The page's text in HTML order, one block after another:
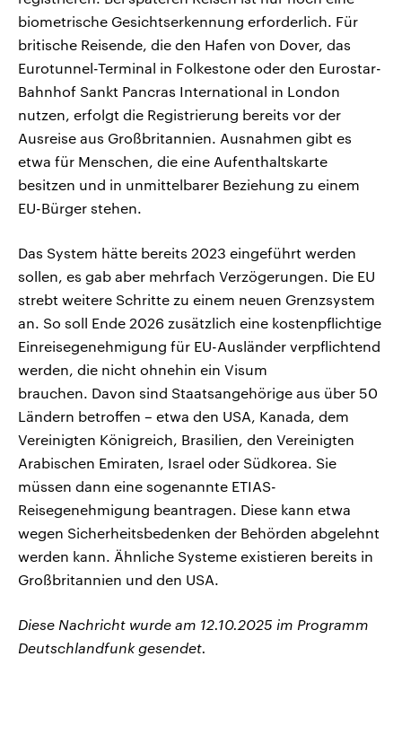
biometrische Gesichtserkennung erforderlich. Für
britische Reisende, die den Hafen von Dover, das
Eurotunnel-Terminal in Folkestone oder den Eurostar-
Bahnhof Sankt Pancras International in London
nutzen, erfolgt die Registrierung bereits vor der
Ausreise aus Großbritannien. Ausnahmen gibt es
etwa für Menschen, die eine Aufenthaltskarte
besitzen und in unmittelbarer Beziehung zu einem
EU-Bürger stehen.
Das System hätte bereits 2023 eingeführt werden
sollen, es gab aber mehrfach Verzögerungen. Die EU
strebt weitere Schritte zu einem neuen Grenzsystem
an. So soll Ende 2026 zusätzlich eine kostenpflichtige
Einreisegenehmigung für EU-Ausländer verpflichtend
werden, die nicht ohnehin ein Visum
brauchen. Davon sind Staatsangehörige aus über 50
Ländern betroffen – etwa den USA, Kanada, dem
Vereinigten Königreich, Brasilien, den Vereinigten
Arabischen Emiraten, Israel oder Südkorea. Sie
müssen dann eine sogenannte ETIAS-
Reisegenehmigung beantragen. Diese kann etwa
wegen Sicherheitsbedenken der Behörden abgelehnt
werden kann. Ähnliche Systeme existieren bereits in
Großbritannien und den USA.
Diese Nachricht wurde am 12.10.2025 im Programm
Deutschlandfunk gesendet.